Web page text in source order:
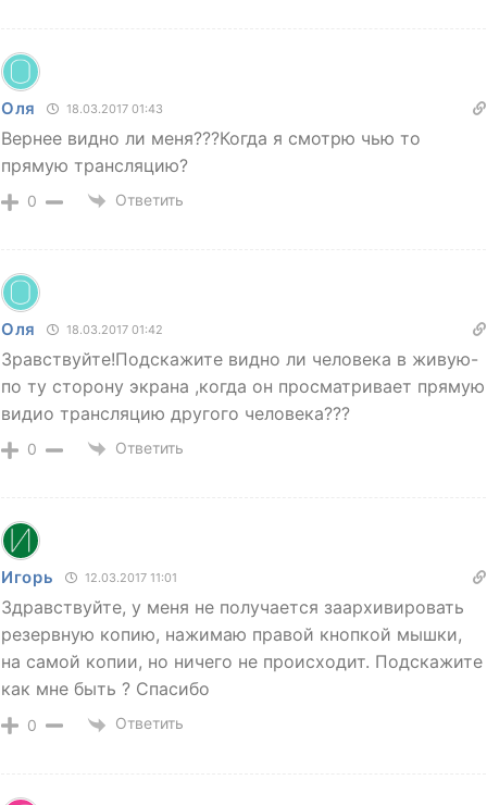
Оля 18.03.2017 01:43
Вернее видно ли меня???Когда я смотрю чью то
прямую трансляцию?
0 Ответить
Оля 18.03.2017 01:42
Зравствуйте!Подскажите видно ли человека в живую-
по ту сторону экрана ,когда он просматривает прямую
видио трансляцию другого человека???
0 Ответить
Игорь 12.03.2017 11:01
Здравствуйте, у меня не получается заархивировать
резервную копию, нажимаю правой кнопкой мышки,
на самой копии, но ничего не происходит. Подскажите
как мне быть ? Спасибо
0 Ответить